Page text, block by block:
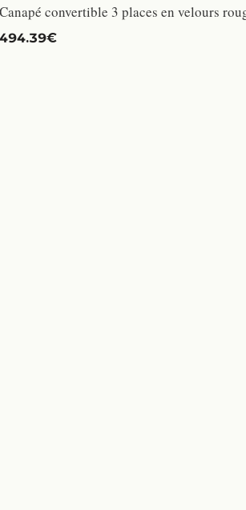
Canapé convertible 3 places en velours
494.39€